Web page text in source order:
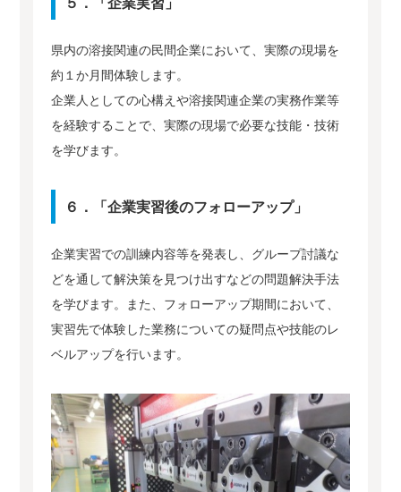
県内の溶接関連の民間企業において、実際の現場を
約１か月間体験します。
企業人としての心構えや溶接関連企業の実務作業等
を経験することで、実際の現場で必要な技能・技術
を学びます。
６．「企業実習後のフォローアップ」
企業実習での訓練内容等を発表し、グループ討議な
どを通して解決策を見つけ出すなどの問題解決手法
を学びます。また、フォローアップ期間において、
実習先で体験した業務についての疑問点や技能のレ
ベルアップを行います。